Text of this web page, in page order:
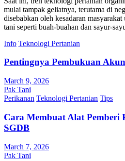
mulai tampak geliatnya, terutama di
disebabkan oleh kesadaran
tani seperti buah-buahan dan sayur-
Info Teknologi Pertanian
Pentingnya Pembukuan
March 9, 2026
Pak Tani
Perikanan Teknologi Pertanian Tips
Cara Membuat Alat Pemberi
SGDB
March 7, 2026
Pak Tani